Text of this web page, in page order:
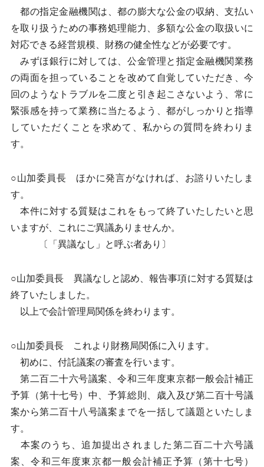
都の指定金融機関は、都の膨大な公金の収納、支払い
を取り扱うための事務処理能力、多額な公金の取扱いに
対応できる経営規模、財務の健全性などが必要です。
みずほ銀行に対しては、公金管理と指定金融機関業務
の両面を担っていることを改めて自覚していただき、今
回のようなトラブルを二度と引き起こさないよう、常に
緊張感を持って業務に当たるよう、都がしっかりと指導
していただくことを求めて、私からの質問を終わりま
す。
○山加委員長 ほかに発言がなければ、お諮りいたしま
す。
本件に対する質疑はこれをもって終了いたしたいと思
いますが、これにご異議ありませんか。
〔「異議なし」と呼ぶ者あり〕
○山加委員長 異議なしと認め、報告事項に対する質疑は
終了いたしました。
以上で会計管理局関係を終わります。
○山加委員長 これより財務局関係に入ります。
初めに、付託議案の審査を行います。
第二百二十六号議案、令和三年度東京都一般会計補正
予算（第十七号）中、予算総則、歳入及び第二百十号議
案から第二百十八号議案までを一括して議題といたしま
す。
本案のうち、追加提出されました第二百二十六号議
案、令和三年度東京都一般会計補正予算（第十七号）